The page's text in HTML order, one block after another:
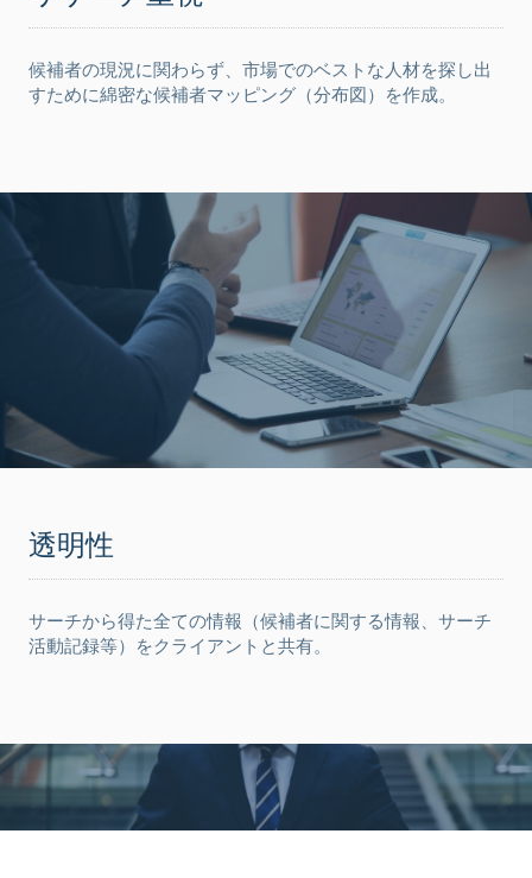
候補者の現況に関わらず、市場でのベストな人材を探し出
すために綿密な候補者マッピング（分布図）を作成。
透明性
サーチから得た全ての情報（候補者に関する情報、サーチ
活動記録等）をクライアントと共有。